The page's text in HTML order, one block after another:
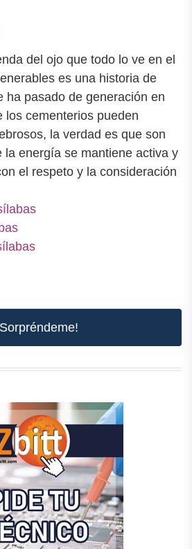
del ojo que todo lo ve en el
es una historia de
ha pasado de generación en
los cementerios pueden
la verdad es que son
la energía se mantiene activa y
el respeto y la consideración